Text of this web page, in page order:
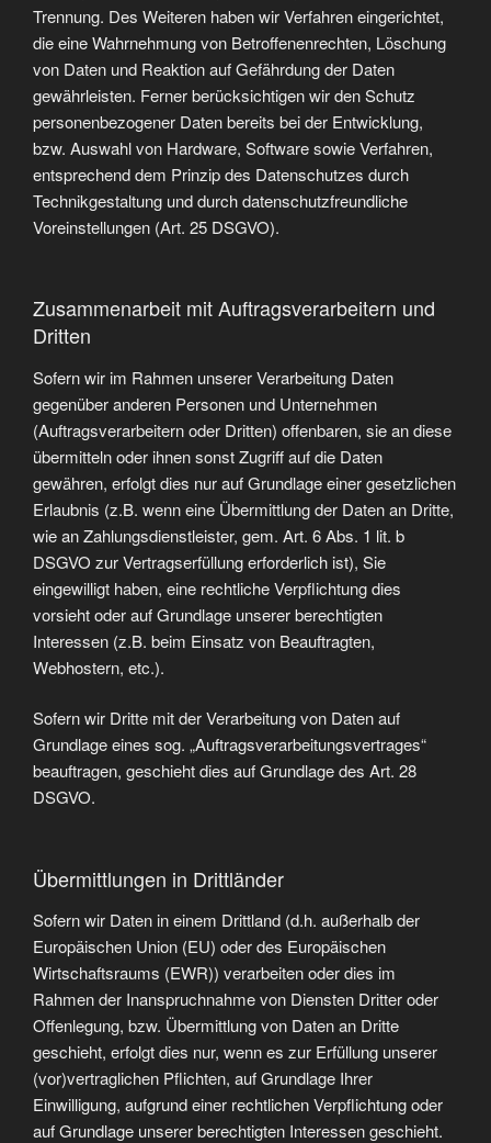
Trennung. Des Weiteren haben wir Verfahren eingerichtet,
die eine Wahrnehmung von Betroffenenrechten, Löschung
von Daten und Reaktion auf Gefährdung der Daten
gewährleisten. Ferner berücksichtigen wir den Schutz
personenbezogener Daten bereits bei der Entwicklung,
bzw. Auswahl von Hardware, Software sowie Verfahren,
entsprechend dem Prinzip des Datenschutzes durch
Technikgestaltung und durch datenschutzfreundliche
Voreinstellungen (Art. 25 DSGVO).
Zusammenarbeit mit Auftragsverarbeitern und
Dritten
Sofern wir im Rahmen unserer Verarbeitung Daten
gegenüber anderen Personen und Unternehmen
(Auftragsverarbeitern oder Dritten) offenbaren, sie an diese
übermitteln oder ihnen sonst Zugriff auf die Daten
gewähren, erfolgt dies nur auf Grundlage einer gesetzlichen
Erlaubnis (z.B. wenn eine Übermittlung der Daten an Dritte,
wie an Zahlungsdienstleister, gem. Art. 6 Abs. 1 lit. b
DSGVO zur Vertragserfüllung erforderlich ist), Sie
eingewilligt haben, eine rechtliche Verpflichtung dies
vorsieht oder auf Grundlage unserer berechtigten
Interessen (z.B. beim Einsatz von Beauftragten,
Webhostern, etc.).
Sofern wir Dritte mit der Verarbeitung von Daten auf
Grundlage eines sog. „Auftragsverarbeitungsvertrages“
beauftragen, geschieht dies auf Grundlage des Art. 28
DSGVO.
Übermittlungen in Drittländer
Sofern wir Daten in einem Drittland (d.h. außerhalb der
Europäischen Union (EU) oder des Europäischen
Wirtschaftsraums (EWR)) verarbeiten oder dies im
Rahmen der Inanspruchnahme von Diensten Dritter oder
Offenlegung, bzw. Übermittlung von Daten an Dritte
geschieht, erfolgt dies nur, wenn es zur Erfüllung unserer
(vor)vertraglichen Pflichten, auf Grundlage Ihrer
Einwilligung, aufgrund einer rechtlichen Verpflichtung oder
auf Grundlage unserer berechtigten Interessen geschieht.